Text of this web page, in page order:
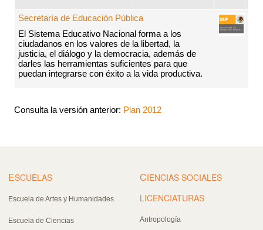
Secretaría de Educación Pública
El Sistema Educativo Nacional forma a los
ciudadanos en los valores de la libertad, la
justicia, el diálogo y la democracia, además de
darles las herramientas suficientes para que
puedan integrarse con éxito a la vida productiva.
Consulta la versión anterior: Plan 2012
ESCUELAS
Escuela de Artes y Humanidades
Escuela de Ciencias
CIENCIAS SOCIALES
LICENCIATURAS
Antropología